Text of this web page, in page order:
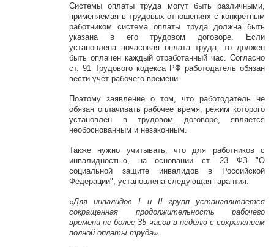
Системы оплаты труда могут быть различными,
применяемая в трудовых отношениях с конкретным
работником система оплаты труда должна быть
указана в его трудовом договоре. Если
установлена почасовая оплата труда, то должен
быть оплачен каждый отработанный час. Согласно
ст. 91 Трудового кодекса РФ работодатель обязан
вести учёт рабочего времени.
Поэтому заявление о том, что работодатель не
обязан оплачивать рабочее время, режим которого
установлен в трудовом договоре, является
необоснованным и незаконным.
Также нужно учитывать, что для работников с
инвалидностью, на основании ст. 23 ФЗ "О
социальной защите инвалидов в Российской
Федерации", установлена следующая гарантия:
«Для инвалидов I и II групп устанавливается
сокращенная продолжительность рабочего
времени не более 35 часов в неделю с сохранением
полной оплаты труда».